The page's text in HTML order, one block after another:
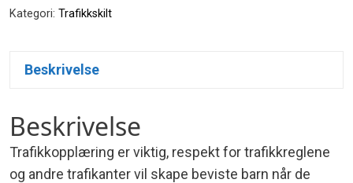
Kategori: Trafikkskilt
Beskrivelse
Beskrivelse
Trafikkopplæring er viktig, respekt for trafikkreglene
og andre trafikanter vil skape beviste barn når de